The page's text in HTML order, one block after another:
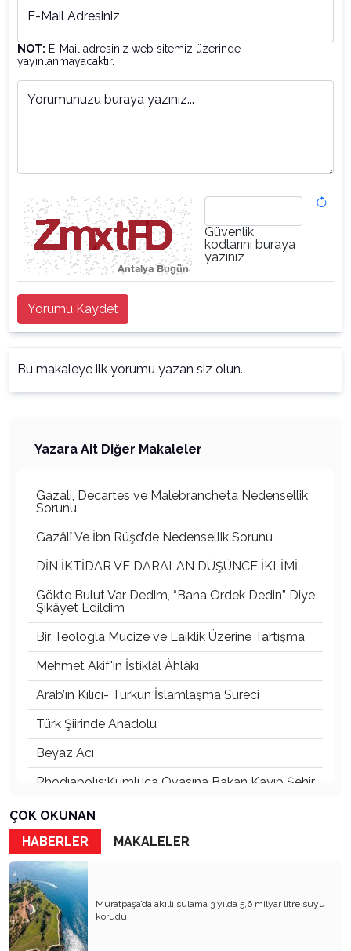
E-Mail Adresiniz
NOT: E-Mail adresiniz web sitemiz üzerinde
yayınlanmayacaktır.
Yorumunuzu buraya yazınız...
Güvenlik
kodlarını buraya
yazınız
Yorumu Kaydet
Bu makaleye ilk yorumu yazan siz olun.
Yazara Ait Diğer Makaleler
Gazali, Decartes ve Malebranche’ta Nedensellik
Sorunu
Gazâlî Ve İbn Rüşd’de Nedensellik Sorunu
DİN İKTİDAR VE DARALAN DÜŞÜNCE İKLİMİ
Gökte Bulut Var Dedim, “Bana Ördek Dedin” Diye
Şikâyet Edildim
Bir Teologla Mucize ve Laiklik Üzerine Tartışma
Mehmet Akif'in İstiklàl Àhlàkı
Arab’ın Kılıcı- Türkün İslamlaşma Süreci
Türk Şiirinde Anadolu
Beyaz Acı
Rhodıapolıs:Kumluca Ovasına Bakan Kayıp Şehir
Atsız’ı Bahane Ederek Atatürk’e ve Cumhuriyet’e
Saldırmak
3 Mayıs 1944’ten Bugüne Türkçülük:
Cumhuriyet’in Kurucu Fikrinden Bir Diriliş
Hafızasına
Devletin Laik Kimliğinden Ödün – Mevlid’den
Menzil’e, Ayrılıkçılıktan Umut Hakkına
ÇOK OKUNAN
HABERLER
MAKALELER
Muratpaşa’da akıllı sulama 3 yılda 5,6 milyar litre suyu
korudu